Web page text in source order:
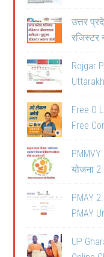
उत्तर
रजिस्टर
Rojgar
Free O
Free
योजना
PMAY
PMAY
UP